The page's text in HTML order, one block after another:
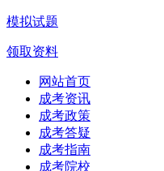
模拟试题
领取资料
网站首页
成考资讯
成考政策
成考答疑
成考指南
成考院校